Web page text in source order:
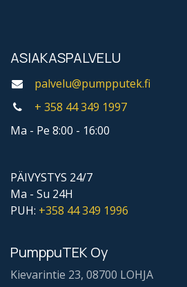
ASIAKASPALVELU
palvelu@pumpputek.fi
+ 358 44 349 1997
Ma - Pe 8:00 - 16:00
PÄIVYSTYS 24/7
Ma - Su 24H
PUH: +358 44349 1996
PumppuTEK Oy
Kievarintie 23, 08700 LOHJA